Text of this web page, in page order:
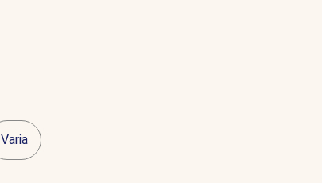
Varia